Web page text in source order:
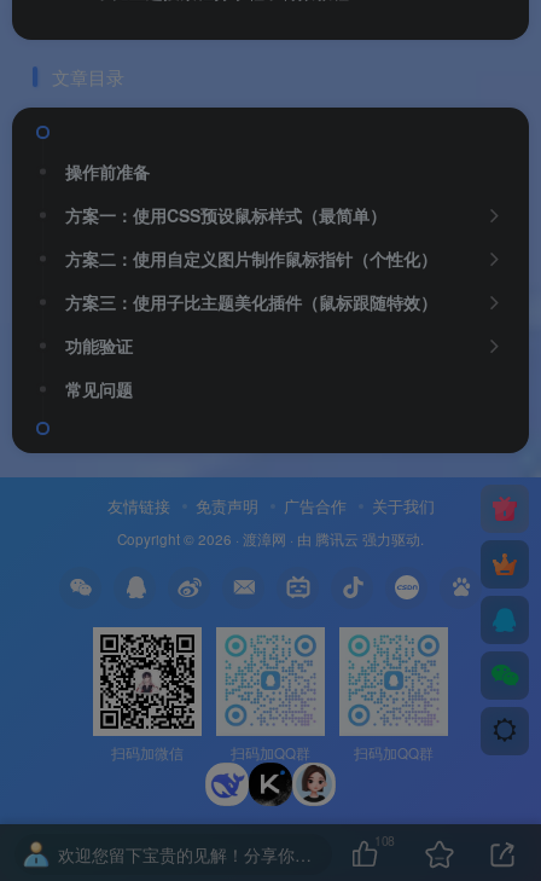
文章目录
操作前准备
方案一：使用CSS预设鼠标样式（最简单）
方案二：使用自定义图片制作鼠标指针（个性化）
方案三：使用子比主题美化插件（鼠标跟随特效）
功能验证
常见问题
友情链接 免责声明 广告合作 关于我们
Copyright © 2026 · 渡漳网 · 由 腾讯云 强力驱动.
扫码加微信 扫码加QQ群 扫码加QQ群
欢迎您留下宝贵的见解！分享你的想法…
108